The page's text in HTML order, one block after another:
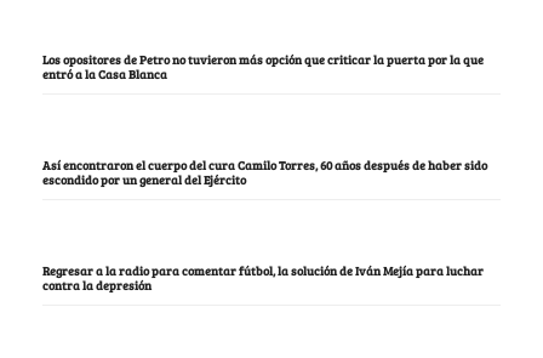
Los opositores de Petro no tuvieron más opción que criticar la puerta por la que
entró a la Casa Blanca
Así encontraron el cuerpo del cura Camilo Torres, 60 años después de haber sido
escondido por un general del Ejército
Regresar a la radio para comentar fútbol, la solución de Iván Mejía para luchar
contra la depresión